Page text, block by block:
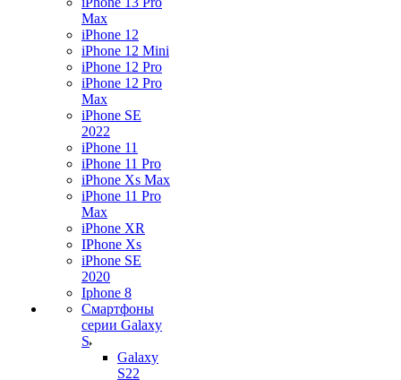
Max
iPhone 12
iPhone 12 Mini
iPhone 12 Pro
iPhone 12 Pro
Max
iPhone SE
2022
iPhone 11
iPhone 11 Pro
iPhone Xs Max
iPhone 11 Pro
Max
iPhone XR
IPhone Xs
iPhone SE
2020
Iphone 8
Смартфоны
серии Galaxy
S
Galaxy
S22